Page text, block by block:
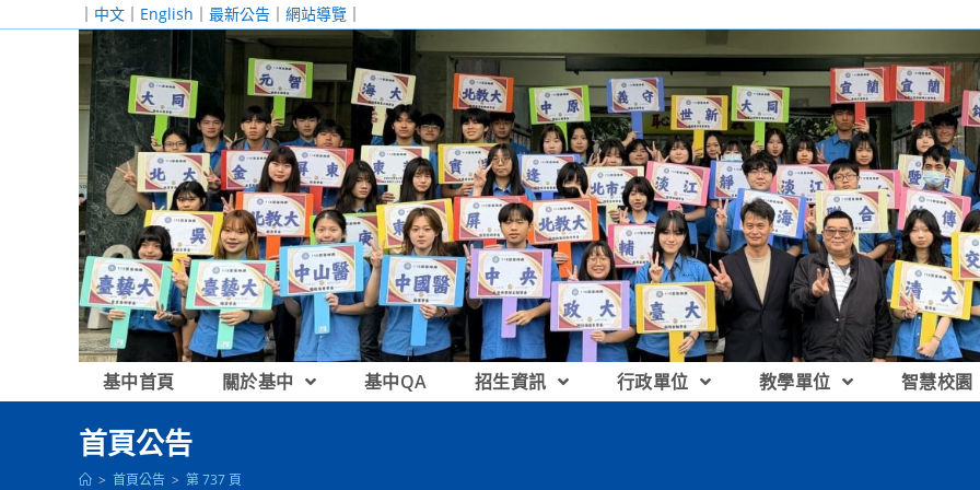
｜ 中文 ｜ English ｜ 最新公告 ｜ 網站導覽 ｜
基中首頁 關於基中 基中QA 招生資訊 行政單位 教學單位 智慧校園
首頁公告
> 首頁公告 > 第 737 頁